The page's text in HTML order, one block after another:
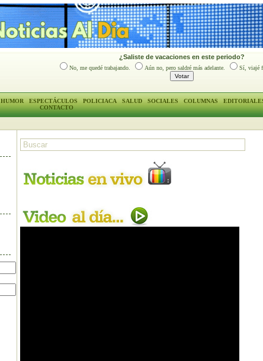
¿Saliste de vacaciones en este periodo?
No, me quedé trabajando. Aún no, pero saldré más adelante. Sí, viajé
HUMOR ESPECTÁCULOS POLICIACA SALUD SOCIALES COLUMNAS
CONTACTO